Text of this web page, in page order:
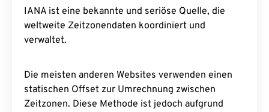
IANA ist eine bekannte und seriöse Quelle, die
weltweite Zeitzonendaten koordiniert und
verwaltet.
Die meisten anderen Websites verwenden einen
statischen Offset zur Umrechnung zwischen
Zeitzonen. Diese Methode ist jedoch aufgrund